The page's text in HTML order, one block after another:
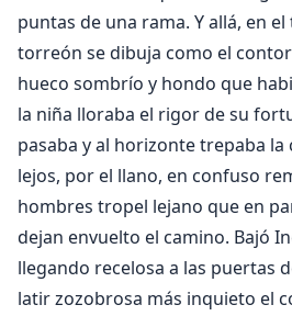
puntas de una rama. Y allá, en
torreón se dibuja como el
hueco sombrío y hondo que
la niña lloraba el rigor de su
pasaba y al horizonte trepaba la
lejos, por el llano, en confuso
hombres tropel lejano que en
dejan envuelto el camino. Bajó
llegando recelosa a las puertas
latir zozobrosa más inquieto el